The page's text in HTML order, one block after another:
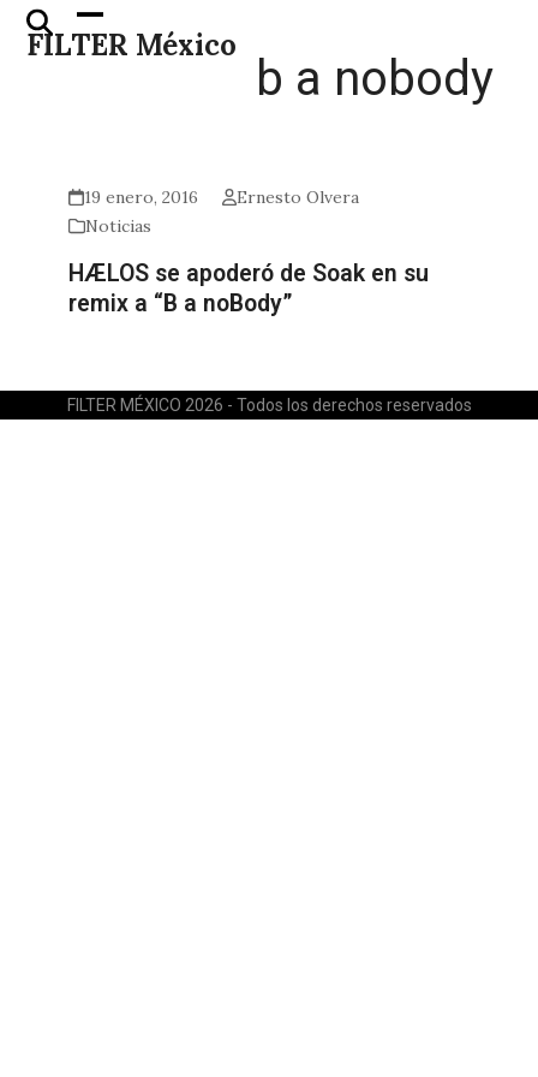
Skip
FILTER México
Open
mobile
Close
mobile
b a nobody
19 enero, 2016
Ernesto Olvera
Noticias
HÆLOS se apoderó de Soak en su
remix a “B a noBody”
FILTER MÉXICO 2026 - Todos los derechos reservados